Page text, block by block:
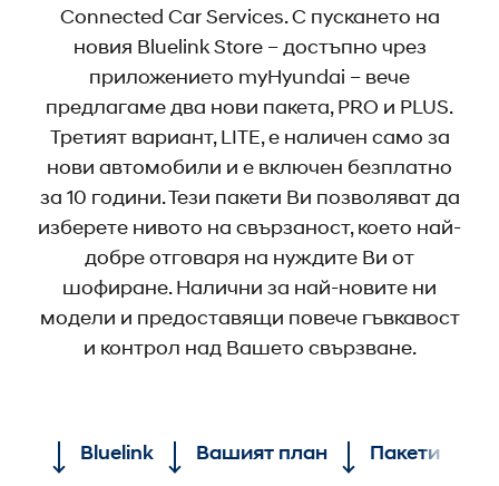
Connected Car Services. С пускането на
новия Bluelink Store – достъпно чрез
приложението myHyundai – вече
предлагаме два нови пакета, PRO и PLUS.
Третият вариант, LITE, е наличен само за
нови автомобили и е включен безплатно
за 10 години. Тези пакети Ви позволяват да
изберете нивото на свързаност, което най-
добре отговаря на нуждите Ви от
шофиране. Налични за най-новите ни
модели и предоставящи повече гъвкавост
и контрол над Вашето свързване.
Bluelink Вашият план Пакети